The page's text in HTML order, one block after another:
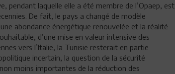
pendant laquelle elle a été membre de l’Opaep, est
De fait, le pays a changé de modèle
abondance énergétique renouvelée et la réalité
d’une mise en valeur intensive des
vers l’Italie, la Tunisie resterait en partie
incertain, la question de la sécurité
moins importantes de la réduction des